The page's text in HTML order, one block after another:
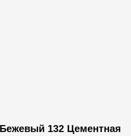
132 Цементная